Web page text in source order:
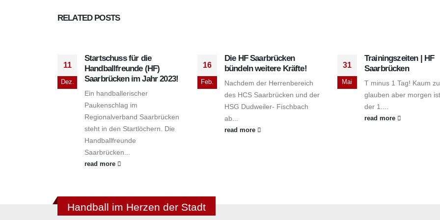
RELATED POSTS
11
Dez.
Startschuss für die
Handballfreunde (HF)
Saarbrücken im Jahr 2023!
Ein handballerischer
Paukenschlag im
Regionalverband Saarbrücken
steht in den Startlöchern. Die
Handballfreunde
Saarbrücken...
read more
16
Feb.
Die HF Saarbrücken
bündeln weitere Kräfte!
Nachdem der Herrenbereich
des HCS Saarbrücken und der
HSG Dudweiler- Fischbach
ab...
read more
31
Mai
Trainingszeiten | HF
Saarbrücken
T minus 1 Tag! Kaum zu
glauben aber morgen
der 1....
read more
Handball im Herzen der Stadt